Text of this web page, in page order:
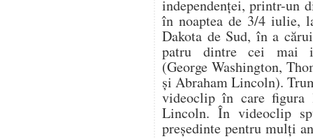
independenței, printr-un
în noaptea de 3/4 iulie,
Dakota de Sud, în a
patru dintre cei mai
(George Washington,
și Abraham Lincoln).
videoclip în care figura
Lincoln. În videoclip
președinte pentru mulți